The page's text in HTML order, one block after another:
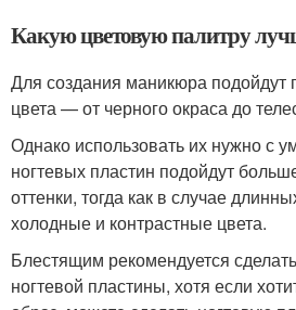
Какую цветовую палитру
Для создания маникюра подойдут
цвета — от черного окраса до
Однако использовать их нужно с
ногтевых пластин подойдут
оттенки, тогда как в случае
холодные и контрастные цвета.
Блестящим рекомендуется
ногтевой пластины, хотя если